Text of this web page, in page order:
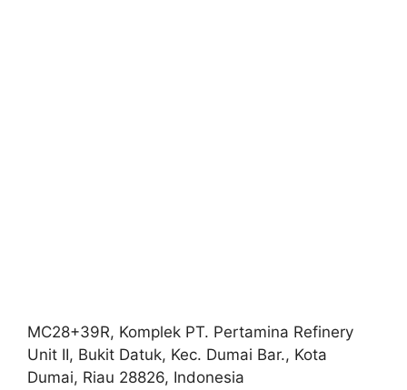
MC28+39R, Komplek PT. Pertamina Refinery
Unit II, Bukit Datuk, Kec. Dumai Bar., Kota
Dumai, Riau 28826, Indonesia